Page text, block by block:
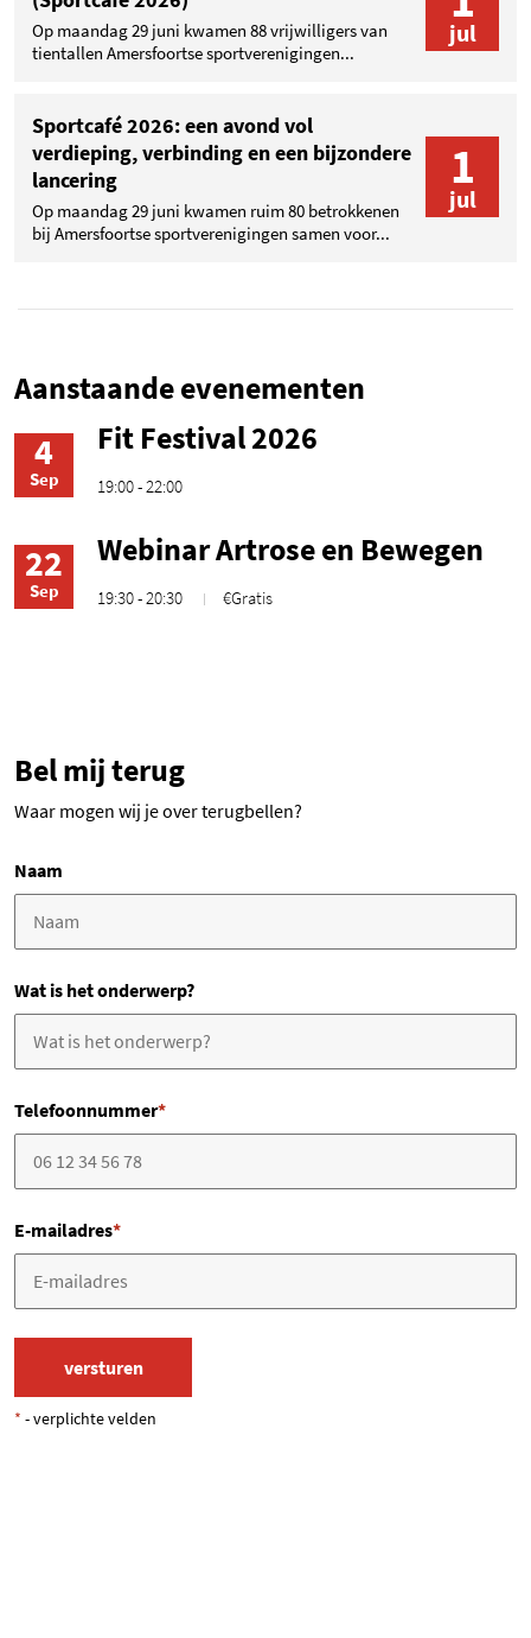
Op maandag 29 juni kwamen 88 vrijwilligers van
tientallen Amersfoortse sportverenigingen...
jul
Sportcafé 2026: een avond vol
verdieping, verbinding en een bijzondere
lancering
Op maandag 29 juni kwamen ruim 80 betrokkenen
bij Amersfoortse sportverenigingen samen voor...
1
jul
Aanstaande evenementen
4
Sep
Fit Festival 2026
19:00 - 22:00
22
Sep
Webinar Artrose en Bewegen
19:30 - 20:30 €Gratis
Bel mij terug
Waar mogen wij je over terugbellen?
Naam
Wat is het onderwerp?
Telefoonnummer*
E-mailadres*
* - verplichte velden